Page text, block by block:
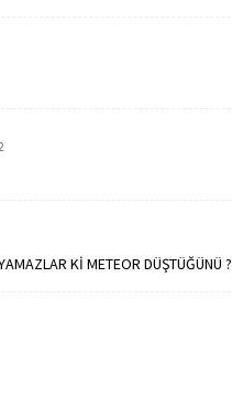
Kİ METEOR DÜŞTÜĞÜNÜ ?